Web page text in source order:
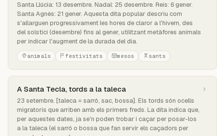
Santa Llúcia: 13 desembre. Nadal: 25 desembre. Reis: 6 gener.
Santa Agnés: 21 gener. Aquesta dita popular descriu com
s'allarguen progressivament les hores de claror a l'hivern, des
del solstici (desembre) fins al gener, utilitzant metàfores animals
per indicar l'augment de la durada del dia.
animals festivitats mesos sants
A Santa Tecla, tords a la taleca
23 setembre. [taleca = sarró, sac, bossa]. Els tords són ocells
migratoris que arriben amb els primers freds. La dita indica que,
per aquestes dates, ja se'n poden trobar i caçar per posar-los
a la taleca (el sarró o bossa que fan servir els caçadors per